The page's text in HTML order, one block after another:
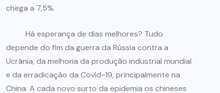
chega a 7,5%.
Há esperança de dias melhores? Tudo
depende do fim da guerra da Rússia contra a
Ucrânia, da melhoria da produção industrial mundial
e da erradicação da Covid-19, principalmente na
China. A cada novo surto da epidemia os chineses